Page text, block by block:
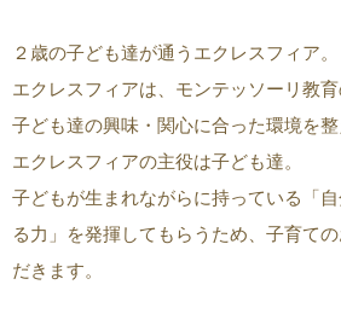
２歳の子ども達が通うエクレスフィア。
エクレスフィアは、モンテッソーリ教育
子ども達の興味・関心に合った環境を整
エクレスフィアの主役は子ども達。
子どもが生まれながらに持っている「
る力」を発揮してもらうため、子育て
だきます。